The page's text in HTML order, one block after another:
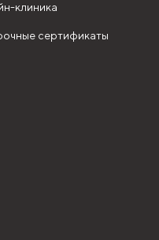
клиника
сертификаты